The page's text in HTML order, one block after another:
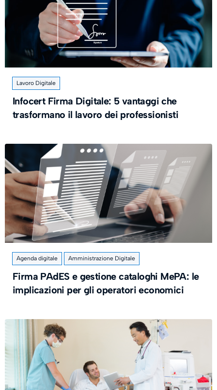
Lavoro Digitale
Infocert Firma Digitale: 5 vantaggi che
trasformano il lavoro dei professionisti
Agenda digitale Amministrazione Digitale
Firma PAdES e gestione cataloghi MePA: le
implicazioni per gli operatori economici